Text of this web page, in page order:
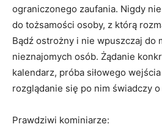
ograniczonego zaufania. Nigdy
do tożsamości osoby, z którą
Bądź ostrożny i nie wpuszczaj do
nieznajomych osób. Żądanie
kalendarz, próba siłowego
rozglądanie się po nim świadczy
Prawdziwi kominiarze: